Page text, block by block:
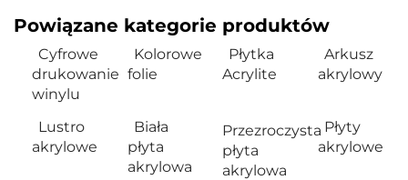
Powiązane kategorie produktów
Cyfrowe
drukowanie
winylu
Kolorowe
folie
Płytka
Acrylite
Arkusz
akrylowy
Lustro
akrylowe
Biała
płyta
akrylowa
Przezroczysta
płyta
akrylowa
Płyty
akrylowe